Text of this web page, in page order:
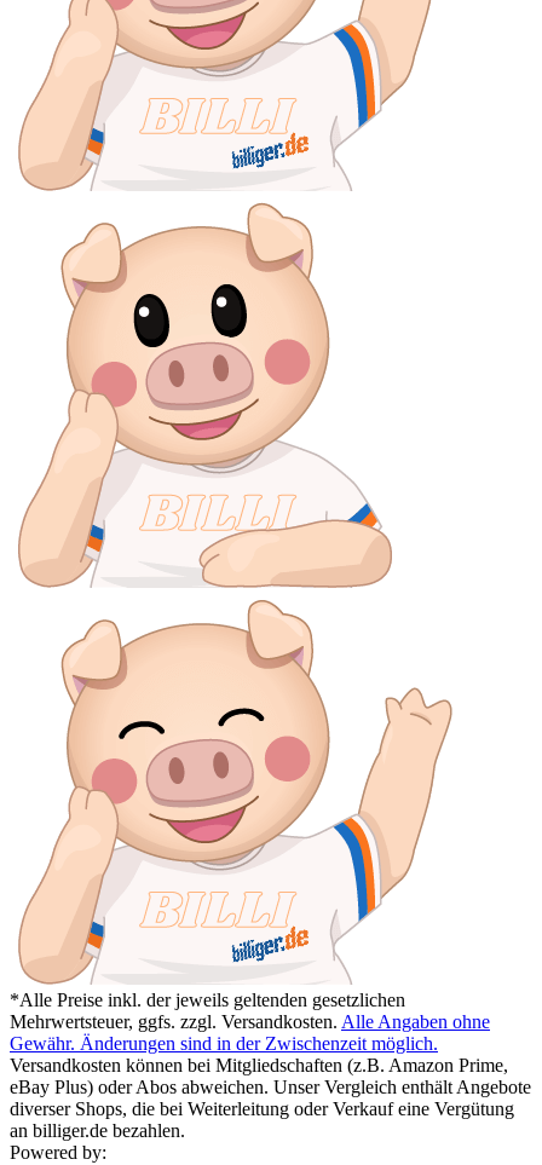
*Alle Preise inkl. der jeweils geltenden gesetzlichen
Mehrwertsteuer, ggfs. zzgl. Versandkosten. Alle Angaben ohne
Gewähr. Änderungen sind in der Zwischenzeit möglich.
Versandkosten können bei Mitgliedschaften (z.B. Amazon Prime,
eBay Plus) oder Abos abweichen. Unser Vergleich enthält Angebote
diverser Shops, die bei Weiterleitung oder Verkauf eine Vergütung
an billiger.de bezahlen.
Powered by: